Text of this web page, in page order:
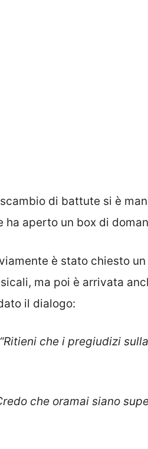
di battute si è
ha aperto un box di
è stato chiesto
ma poi è arrivata
il dialogo:
“Ritieni che i pregiudizi
che oramai siano